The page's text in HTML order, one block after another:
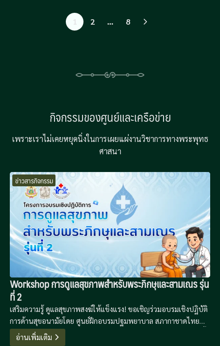
1 2 … 8
กิจกรรมของศูนย์และเครือข่าย
เพราะเราไม่เคยหยุดนิ่งในการเผยแผ่งานวิชาการทางพระพุทธ
ศาสนา
ข่าวสารกิจกรรม
Workshop การดูแลสุขภาพสำหรับพระภิกษุและสามเณร รุ่น
ที่ 2
เสริมความรู้ ดูแลสุขภาพสงฆ์ให้แข็งแรง! ขอเชิญร่วมอบรมเชิงปฏิบัติ
การด้านสุขอนามัยโดย ศูนย์ฝึกอบรมปฐมพยาบาล สภากาชาดไทย
เรียนรู้วิธีดูแลตนเองและเพื่อนสหธรรมิกอย่างถูกวิธี 16-19 มีนาคมนี้
อ่านเพิ่มเติม